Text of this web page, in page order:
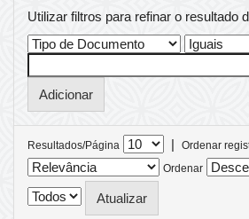
Utilizar filtros para refinar o resultado
Resultados/Página |
Ordenar
Ordenar